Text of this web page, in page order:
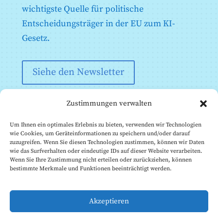
Zustimmungen verwalten
Um Ihnen ein optimales Erlebnis zu bieten, verwenden wir Technologien
wie Cookies, um Geräteinformationen zu speichern und/oder darauf
zuzugreifen. Wenn Sie diesen Technologien zustimmen, können wir Daten
wie das Surfverhalten oder eindeutige IDs auf dieser Website verarbeiten.
Wenn Sie Ihre Zustimmung nicht erteilen oder zurückziehen, können
bestimmte Merkmale und Funktionen beeinträchtigt werden.
Akzeptieren
Recht
Anhang XI: Technische Dokumentation gemäß Artikel
53 Absatz 1 Buchstabe a) - Technische
Dokumentation für Anbieter von KI-Modellen für
allgemeine Zwecke
53 Absatz 1 Buchstabe b - Technische Dokumentation
für Anbieter von AI-Modellen für allgemeine Zwecke
an nachgeschaltete Anbieter, die das Modell in ihr AI-
System integrieren
Anhang XIII: Kriterien für die Benennung von KI-
Risiko gemäß Artikel 51
wichtigste Quelle für politische
Entscheidungsträger in der EU zum KI-
Gesetz.
Siehe den Newsletter
Diese Website wird vom Future of Life Institute (FLI)